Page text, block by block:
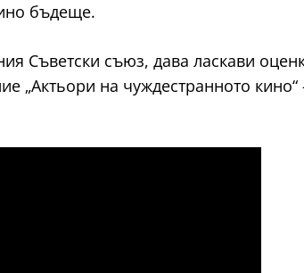
бъдеще.
Съветски съюз, дава ласкави
„Актьори на чуждестранното кино“